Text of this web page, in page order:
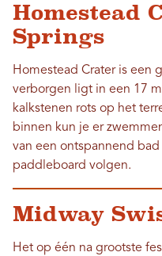
Homestead
Springs
Homestead Crater is een
verborgen ligt in een 17
kalkstenen rots op het
binnen kun je er
van een ontspannend
paddleboard volgen.
Midway
Het op één na grootste